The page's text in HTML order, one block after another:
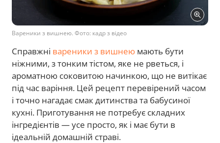
Вареники з вишнею. Фото: кадр з відео
Справжні вареники з вишнею мають бути
ніжними, з тонким тістом, яке не рветься, і
ароматною соковитою начинкою, що не витікає
під час варіння. Цей рецепт перевірений часом
і точно нагадає смак дитинства та бабусиної
кухні. Приготування не потребує складних
інгредієнтів — усе просто, як і має бути в
ідеальній домашній страві.